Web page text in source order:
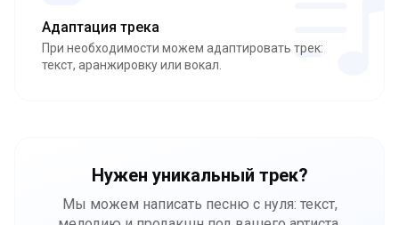
Адаптация трека
При необходимости можем адаптировать трек:
текст, аранжировку или вокал.
Нужен уникальный трек?
Мы можем написать песню с нуля: текст,